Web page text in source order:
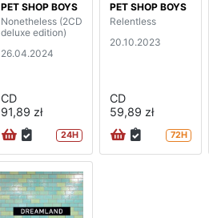
PET SHOP BOYS
Nonetheless (2CD
deluxe edition)
26.04.2024
CD
91,89 zł
24H
PET SHOP BOYS
Relentless
20.10.2023
CD
59,89 zł
72H